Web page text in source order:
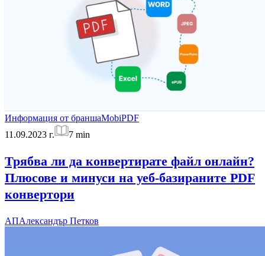
Информация от браншаMobiPDF
11.09.2023 г.
7 min
Трябва ли да конвертирате файл онлайн?
Плюсове и минуси на уеб-базираните PDF
конвертори
АПАлександър Петков